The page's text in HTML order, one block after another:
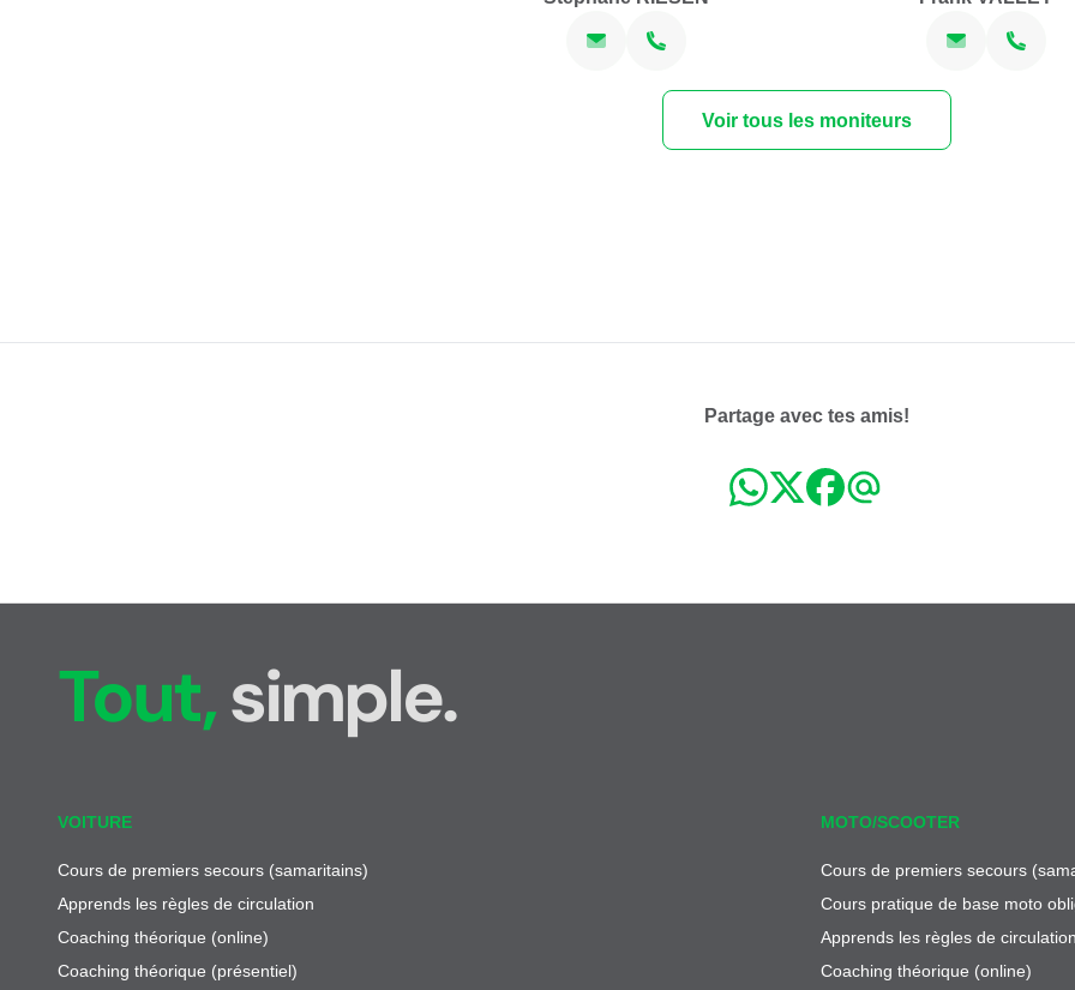
Voir tous les moniteurs
Partage avec tes amis!
Tout,simple.
VOITURE
Cours de premiers secours (samaritains)
Apprends les règles de circulation
Coaching théorique (online)
Coaching théorique (présentiel)
MOTO/SCOOTER
Cours de premiers secours
Cours pratique de base moto
Apprends les règles de circulation
Coaching théorique (online)